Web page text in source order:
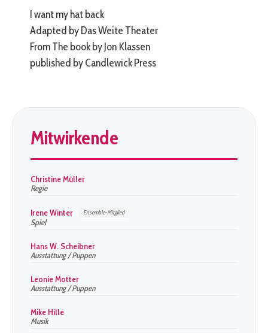
I want my hat back
Adapted by Das Weite Theater
From The book by Jon Klassen
published by Candlewick Press
Mitwirkende
Christine Müller
Regie
Irene Winter Ensemble-Mitglied
Spiel
Hans W. Scheibner
Ausstattung / Puppen
Leonie Motter
Ausstattung / Puppen
Mike Hille
Musik